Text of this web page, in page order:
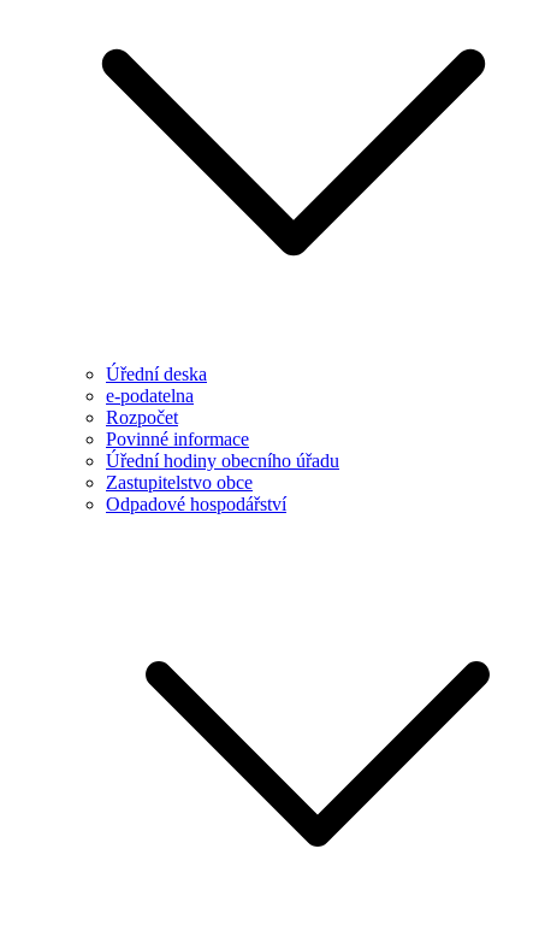
Úřední deska
e-podatelna
Rozpočet
Povinné informace
Úřední hodiny obecního úřadu
Zastupitelstvo obce
Odpadové hospodářství